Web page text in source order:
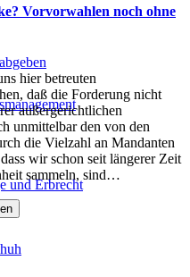
und Erbrecht
Vorvorwahlen noch ohne
hier betreuten
daß die Forderung nicht
außergerichtlichen
unmittelbar den von den
die Vielzahl an Mandanten
wir schon seit längerer Zeit
sammeln, sind…